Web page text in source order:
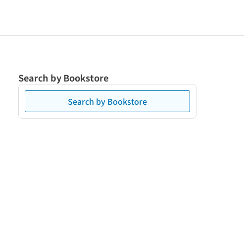
Search by Bookstore
Search by Bookstore